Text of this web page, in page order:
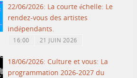
22/06/2026: La courte échelle: Le
rendez-vous des artistes
indépendants.
16:00 21 JUIN 2026
18/06/2026: Culture et vous: La
programmation 2026-2027 du